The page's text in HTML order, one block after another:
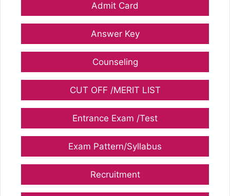
Admit Card
Answer Key
Counseling
CUT OFF /MERIT LIST
Entrance Exam /Test
Exam Pattern/Syllabus
Recruitment